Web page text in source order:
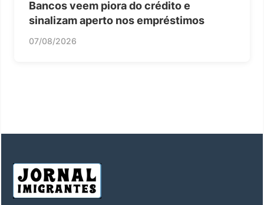
Bancos veem piora do crédito e
sinalizam aperto nos empréstimos
07/08/2026